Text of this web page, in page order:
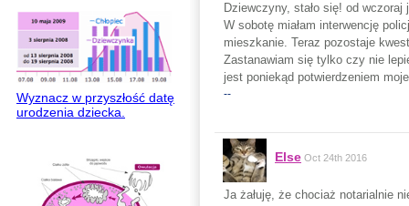
Wyznacz w przyszłość datę
urodzenia dziecka.
Dziewczyny, stało się! od
W sobotę miałam interwencję
mieszkanie. Teraz pozostaje
Zastanawiam się tylko czy nie
jest poniekąd potwierdzeniem
--
Else Oct 24th 2016
Ja żałuję, że chociaż notarialnie